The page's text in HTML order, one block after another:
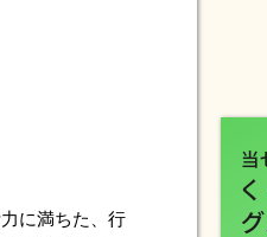
に満ちた、行